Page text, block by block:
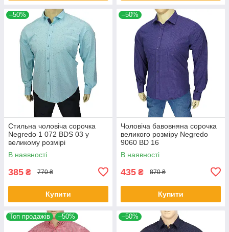
–50%
Стильна чоловіча сорочка
Negredo 1 072 BDS 03 у
великому розмірі
В наявності
385 ₴ 770 ₴
Купити
–50%
Чоловіча бавовняна сорочка
великого розміру Negredo
9060 BD 16
В наявності
435 ₴ 870 ₴
Купити
Топ продажів –50% –50%